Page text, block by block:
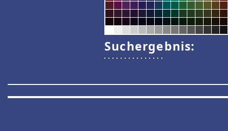
Suchergebnis: